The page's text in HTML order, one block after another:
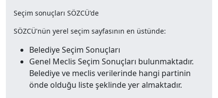
Seçim sonuçları SÖZCÜ'de
SÖZCÜ'nün yerel seçim sayfasının en üstünde:
Belediye Seçim Sonuçları
Genel Meclis Seçim Sonuçları bulunmaktadır.
Belediye ve meclis verilerinde hangi partinin
önde olduğu liste şeklinde yer almaktadır.